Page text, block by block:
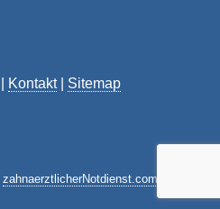
Kontakt| Sitemap
zahnaerztlicherNotdienst.com